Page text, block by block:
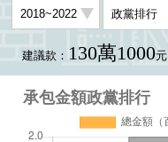
建議款： 130萬1000元
承包金額政黨排行